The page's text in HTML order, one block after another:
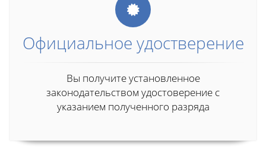
Официальное удостверение
Вы получите установленное
законодательством удостоверение с
указанием полученного разряда